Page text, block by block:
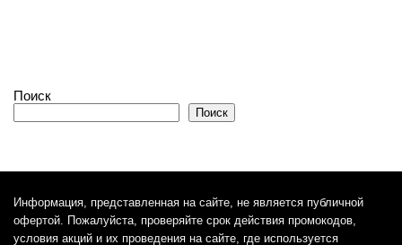
Поиск
Поиск
Информация, представленная на сайте, не является публичной
офертой. Пожалуйста, проверяйте срок действия промокодов,
условия акций и их проведения на сайте, где используется